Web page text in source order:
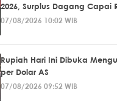
2026, Surplus Dagang Capai
07/08/2026 10:02 WIB
Rupiah Hari Ini Dibuka
per Dolar AS
07/08/2026 09:52 WIB